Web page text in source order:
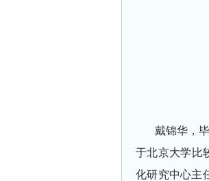
戴锦华，
于北京大学比
化研究中心主